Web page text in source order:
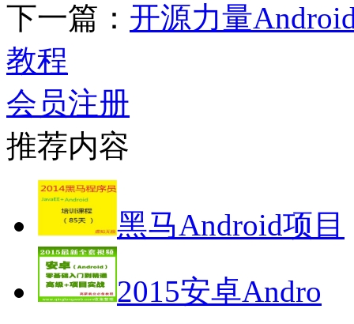
下一篇： 开源力量
教程
会员注册
推荐内容
黑马Android项目
2015安卓Andro